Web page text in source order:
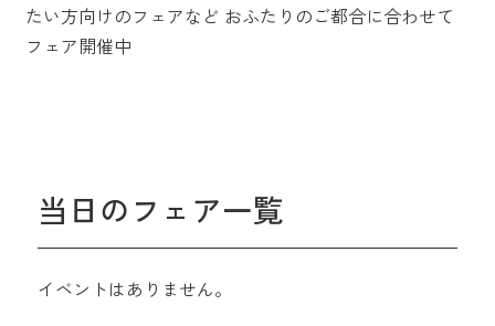
たい方向けのフェアなど おふたりのご都合に合わせて
フェア開催中
当日のフェア一覧
イベントはありません。